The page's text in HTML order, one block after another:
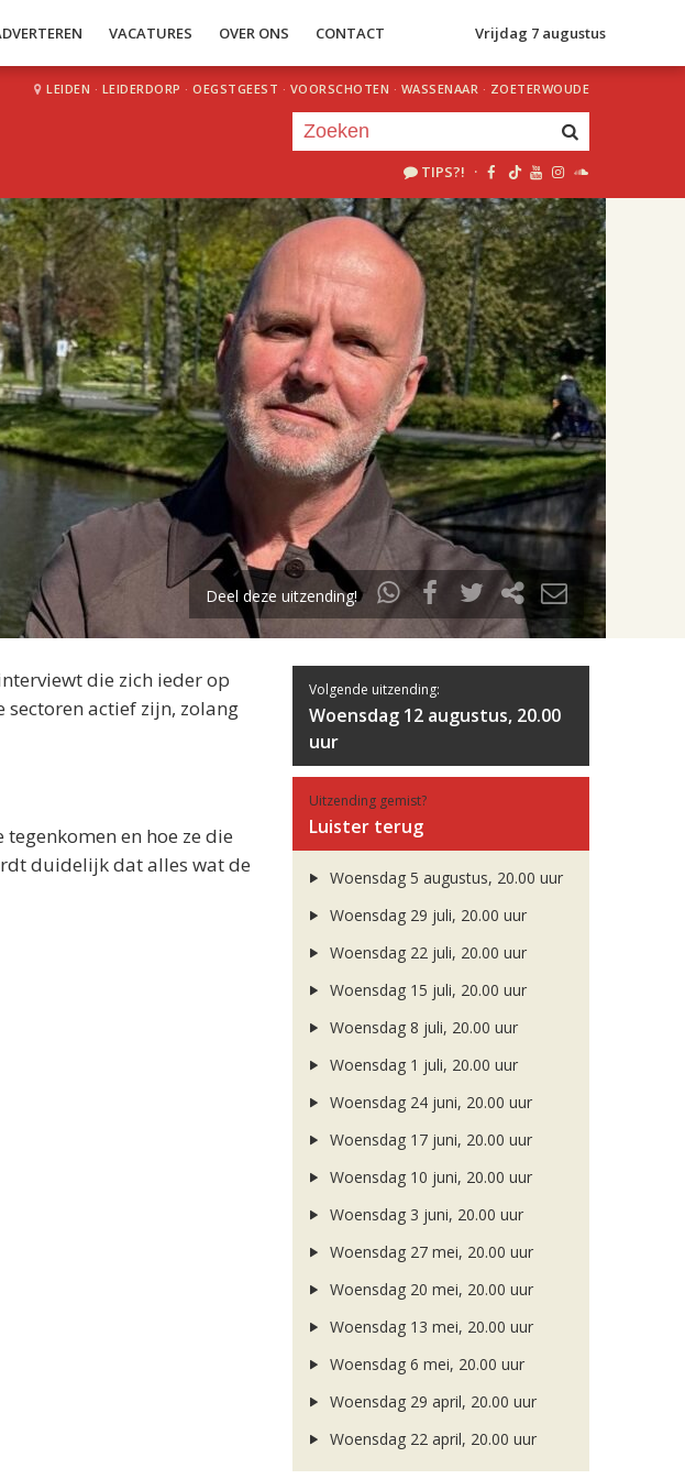
VACATURES OVER ONS CONTACT Vrijdag 7 augustus
LEIDEN · LEIDERDORP · OEGSTGEEST · VOORSCHOTEN · WASSENAAR · ZOETERWOUDE
TIPS?! ·
21.00
Je luistert nu naar uur 1 van 1
«Vorig uur Volgend uur»
Deel deze uitzending!
die zich ieder op
actief zijn, zolang
en hoe ze die
duidelijk dat alles wat de
Volgende uitzending:
Woensdag 12 augustus, 20.00
uur
Uitzending gemist?
Luister terug
Woensdag 5 augustus, 20.00 uur
Woensdag 29 juli, 20.00 uur
Woensdag 22 juli, 20.00 uur
Woensdag 15 juli, 20.00 uur
Woensdag 8 juli, 20.00 uur
Woensdag 1 juli, 20.00 uur
Woensdag 24 juni, 20.00 uur
Woensdag 17 juni, 20.00 uur
Woensdag 10 juni, 20.00 uur
Woensdag 3 juni, 20.00 uur
Woensdag 27 mei, 20.00 uur
Woensdag 20 mei, 20.00 uur
Woensdag 13 mei, 20.00 uur
Woensdag 6 mei, 20.00 uur
Woensdag 29 april, 20.00 uur
Woensdag 22 april, 20.00 uur